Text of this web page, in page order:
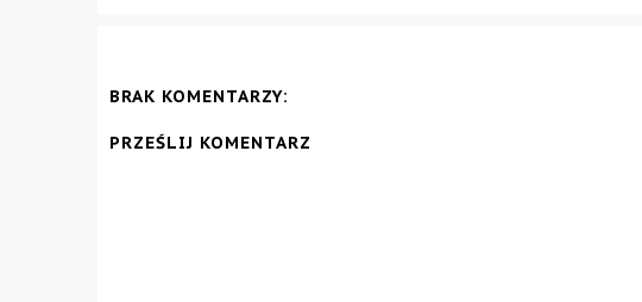
BRAK KOMENTARZY:
PRZEŚLIJ KOMENTARZ